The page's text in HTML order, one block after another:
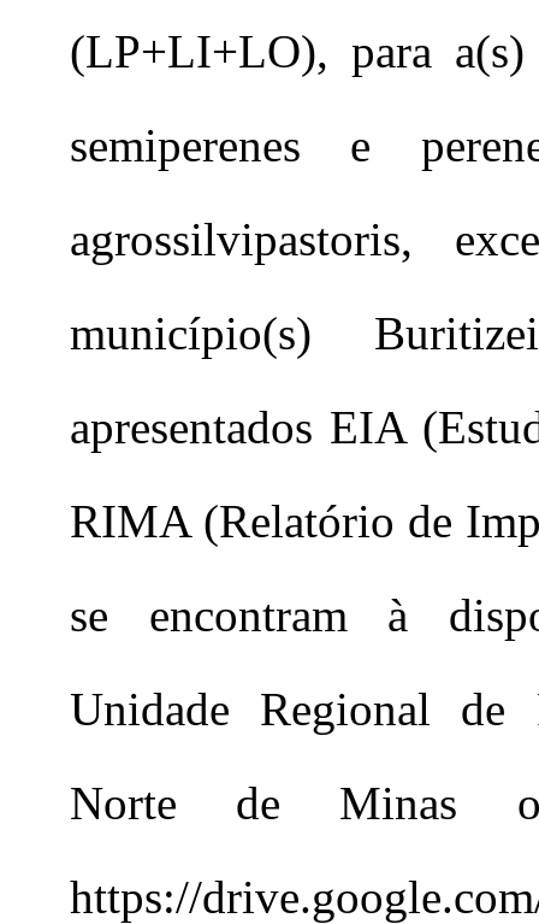
(LP+LI+LO), para a(s)
semiperenes e
agrossilvipastoris,
município(s)
apresentados EIA
RIMA (Relatório de
se encontram à
Unidade Regional de
Norte de Minas
https://